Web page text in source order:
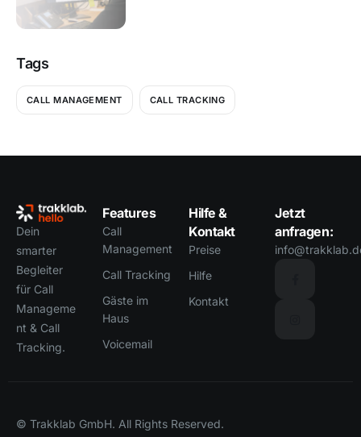
Tags
CALL MANAGEMENT CALL TRACKING
Dein
smarter
Begleiter
für Call
Manageme
nt & Call
Tracking.
Features
Call
Management
Call Tracking
Gäste im
Haus
Voicemail
Hilfe &
Kontakt
Preise
Hilfe
Kontakt
Jetzt
anfragen:
© Trakklab GmbH. All Rights Reserved.